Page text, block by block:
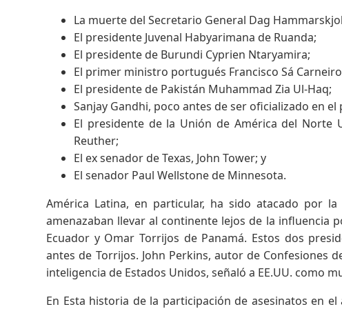
La muerte del Secretario General Dag
El presidente Juvenal Habyarimana de Ruanda;
El presidente de Burundi Cyprien Ntaryamira;
El primer ministro portugués Francisco Sá
El presidente de Pakistán Muhammad Zia Ul-Haq;
Sanjay Gandhi, poco antes de ser oficializado en
El presidente de la Unión de América del
Reuther;
El ex senador de Texas, John Tower; y
El senador Paul Wellstone de Minnesota.
América Latina, en particular, ha sido atacado por
amenazaban llevar al continente lejos de la influencia
Ecuador y Omar Torrijos de Panamá. Estos dos
antes de Torrijos. John Perkins, autor de Confesiones
inteligencia de Estados Unidos, señaló a EE.UU. como
En Esta historia de la participación de asesinatos en